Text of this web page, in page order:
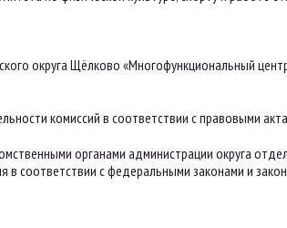
округа Щёлково «Многофункциональный
комиссий в соответствии с правовыми
органами администрации округа
в соответствии с федеральными законами и